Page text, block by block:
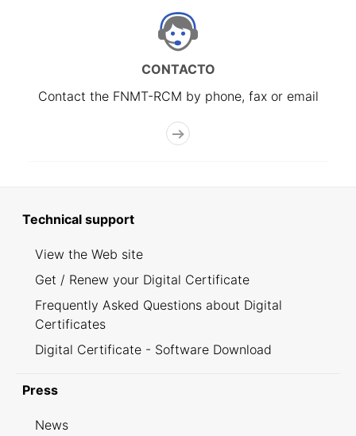
CONTACTO
Contact the FNMT-RCM by phone, fax or email
Technical support
View the Web site
Get / Renew your Digital Certificate
Frequently Asked Questions about Digital
Certificates
Digital Certificate - Software Download
Press
News